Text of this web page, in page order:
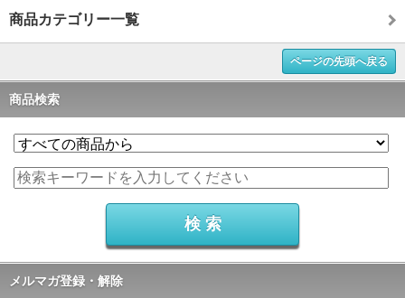
商品カテゴリー一覧
ページの先頭へ戻る
商品検索
メルマガ登録・解除